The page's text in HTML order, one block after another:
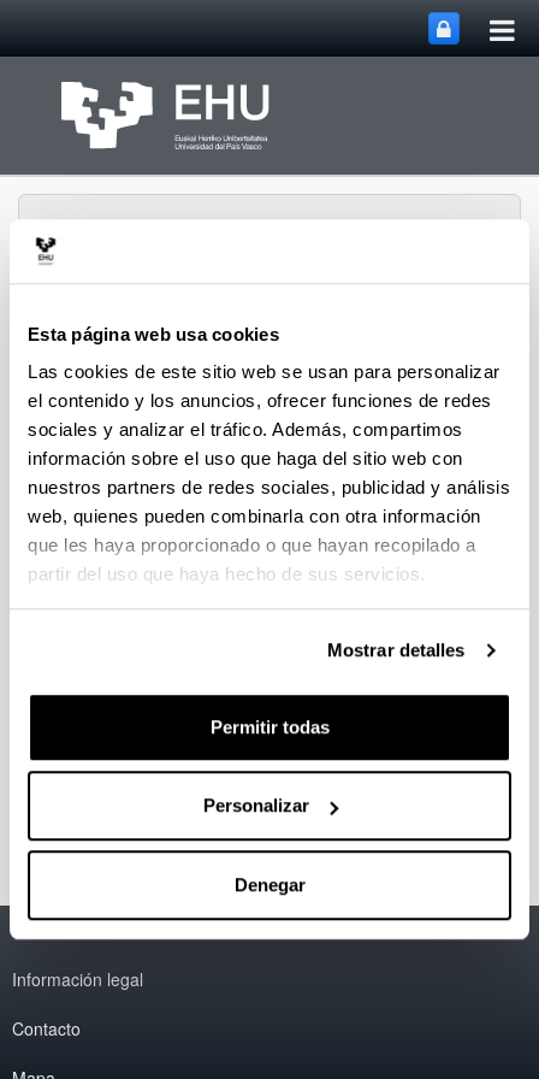
Esta página web usa cookies
Las cookies de este sitio web se usan para personalizar
el contenido y los anuncios, ofrecer funciones de redes
sociales y analizar el tráfico. Además, compartimos
información sobre el uso que haga del sitio web con
nuestros partners de redes sociales, publicidad y análisis
web, quienes pueden combinarla con otra información
que les haya proporcionado o que hayan recopilado a
partir del uso que haya hecho de sus servicios.
Mostrar detalles
Permitir todas
Personalizar
Denegar
Portal de Transparencia
de la EHU
Menú Abrir/cerrar
Datos de oferta y demanda
Grado
Doctorado
Información legal
Contacto
EHU